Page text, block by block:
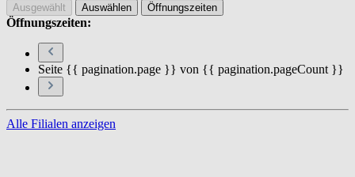
Ausgewählt Auswählen Öffnungszeiten
Öffnungszeiten:
Seite {{ pagination.page }} von {{ pagination.pageCount }}
Alle Filialen anzeigen